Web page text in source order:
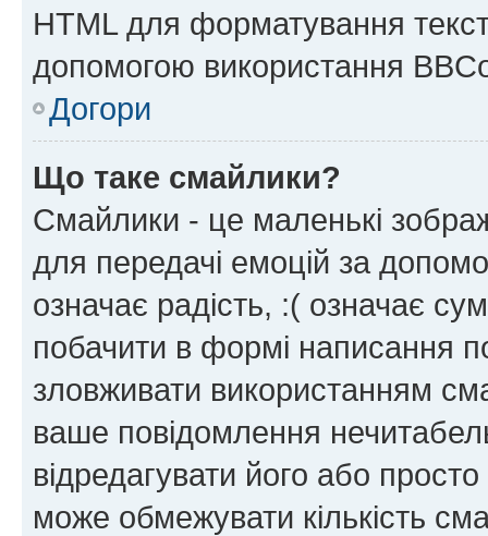
HTML для форматування
допомогою використання
Догори
Що таке смайлики?
Смайлики - це маленькі
для передачі емоцій за
означає радість, :( означає
побачити в формі написання
зловживати використанням
ваше повідомлення
відредагувати його або
може обмежувати кількість